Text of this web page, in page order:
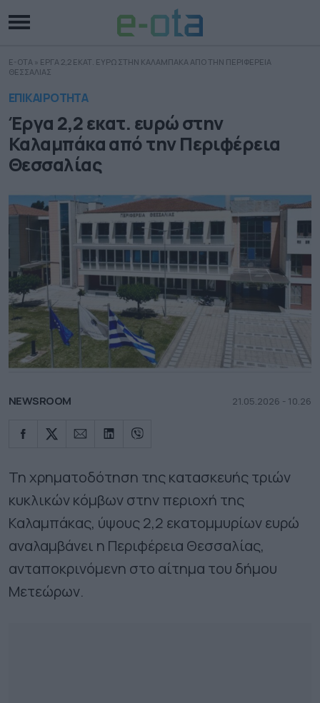
E-OTA » ΕΡΓΑ 2,2 ΕΚΑΤ. ΕΥΡΩ ΣΤΗΝ ΚΑΛΑΜΠΑΚΑ ΑΠΟ ΤΗΝ ΠΕΡΙΦΕΡΕΙΑ
ΘΕΣΣΑΛΙΑΣ
ΕΠΙΚΑΙΡΟΤΗΤΑ
Έργα 2,2 εκατ. ευρώ στην
Καλαμπάκα από την Περιφέρεια
Θεσσαλίας
NEWSROOM 21.05.2026 - 10.26
Τη χρηματοδότηση της κατασκευής τριών
κυκλικών κόμβων στην περιοχή της
Καλαμπάκας, ύψους 2,2 εκατομμυρίων ευρώ
αναλαμβάνει η Περιφέρεια Θεσσαλίας,
ανταποκρινόμενη στο αίτημα του δήμου
Μετεώρων.